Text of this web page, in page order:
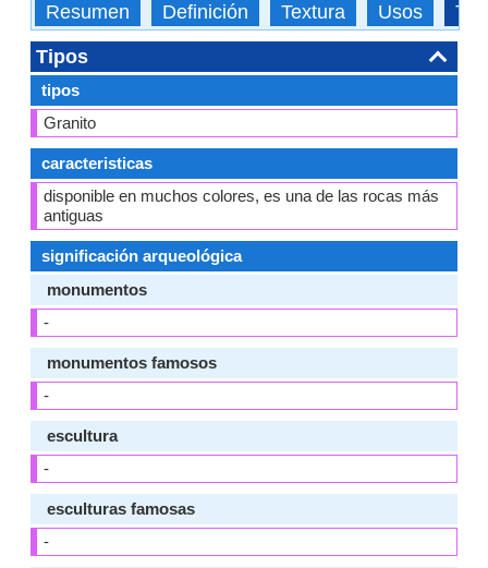
Resumen Definición Textura Usos
Tipos
tipos
Granito
caracteristicas
disponible en muchos colores, es una de las rocas más
antiguas
significación arqueológica
monumentos
-
monumentos famosos
-
escultura
-
esculturas famosas
-